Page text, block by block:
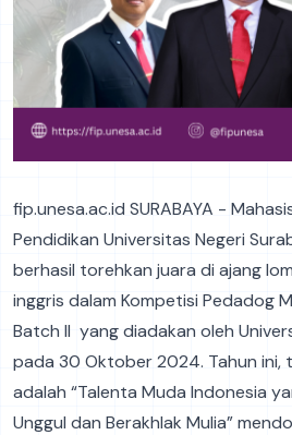
fip.unesa.ac.id SURABAYA -
Pendidikan Universitas Negeri
berhasil torehkan juara di ajang
inggris dalam Kompetisi Pedadog
Batch II yang diadakan oleh
pada 30 Oktober 2024. Tahun ini,
adalah “Talenta Muda Indonesia
Unggul dan Berakhlak Mulia”